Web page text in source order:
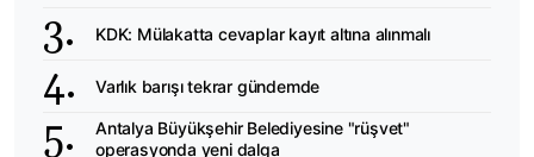
KDK: Mülakatta cevaplar kayıt altına alınmalı
Varlık barışı tekrar gündemde
Antalya Büyükşehir Belediyesine "rüşvet"
operasyonda yeni dalga